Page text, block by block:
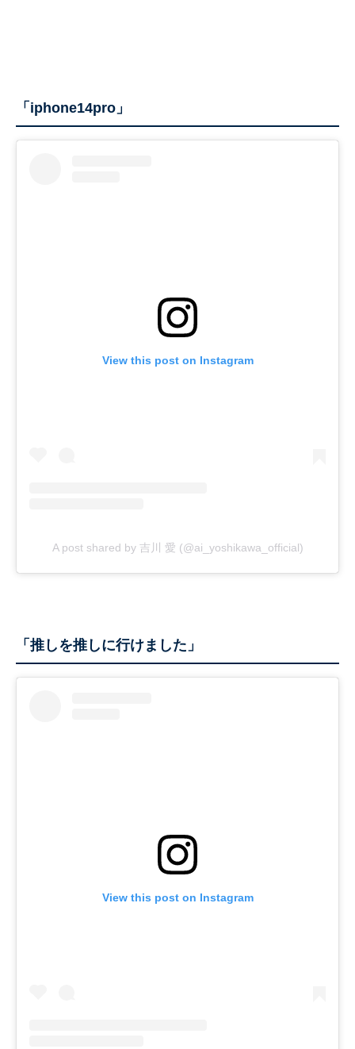
「iphone14pro」
View this post on Instagram
A post shared by 吉川 愛 (@ai_yoshikawa_official)
「推しを推しに行けました」
View this post on Instagram